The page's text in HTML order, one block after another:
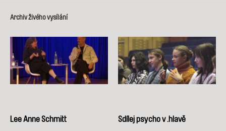
Archiv živého vysílání
Lee Anne Schmitt Sdílej psycho v .hlavě